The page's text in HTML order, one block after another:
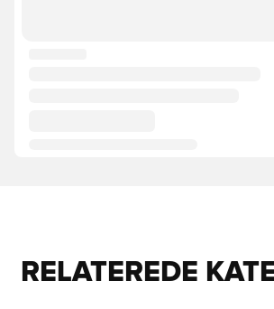
RELATEREDE